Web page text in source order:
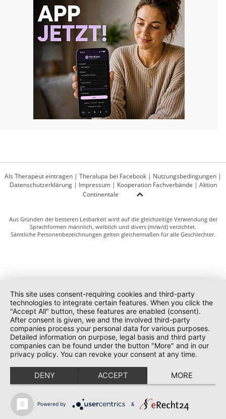
Als Therapeut eintragen | Theralupa bei Facebook | Nutzungsbedingungen |
Datenschutzerklärung| Impressum| Kooperation Fachverbände | Aktion
Continentale
Aus Gründen der besseren Lesbarkeit wird auf die gleichzeitige Verwendung der
Sprachformen männlich, weiblich und divers (m/w/d) verzichtet.
Sämtliche Personenbezeichnungen gelten gleichermaßen für alle Geschlechter.
This site uses consent-requiring cookies and third-party
technologies to integrate certain features. When you click the
"Accept All" button, these features are enabled (consent).
After consent is given, we and the involved third-party
companies process your personal data for various purposes.
Detailed information on purpose, legal basis and third party
companies can be found under the button "More" and in our
privacy policy. You can revoke your consent at any time.
DENY ACCEPT MORE
Powered by &